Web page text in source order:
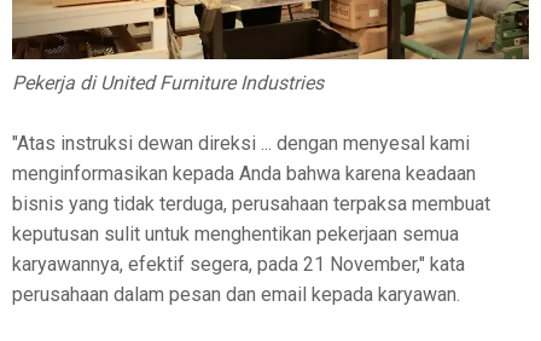
Pekerja di United Furniture Industries
"Atas instruksi dewan direksi ... dengan menyesal kami
menginformasikan kepada Anda bahwa karena keadaan
bisnis yang tidak terduga, perusahaan terpaksa membuat
keputusan sulit untuk menghentikan pekerjaan semua
karyawannya, efektif segera, pada 21 November," kata
perusahaan dalam pesan dan email kepada karyawan.